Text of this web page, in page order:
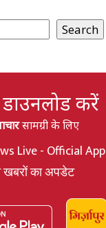
Search
करें
सामग्री के लिए
Live - Official App
खबरों का अपडेट